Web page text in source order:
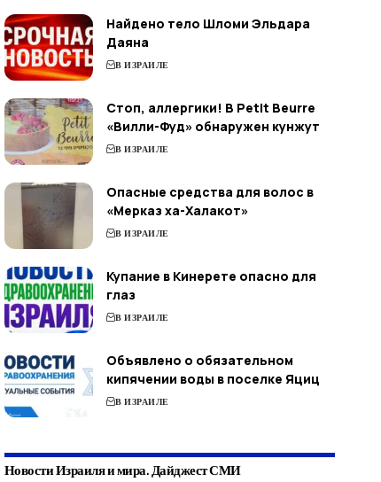
Найдено тело Шломи Эльдара
Даяна
В ИЗРАИЛЕ
Стоп, аллергики! В Petit Beurre
«Вилли-Фуд» обнаружен кунжут
В ИЗРАИЛЕ
Опасные средства для волос в
«Мерказ ха-Халакот»
В ИЗРАИЛЕ
Купание в Кинерете опасно для
глаз
В ИЗРАИЛЕ
Объявлено о обязательном
кипячении воды в поселке Яциц
В ИЗРАИЛЕ
Новости Израиля и мира. Дайджест СМИ